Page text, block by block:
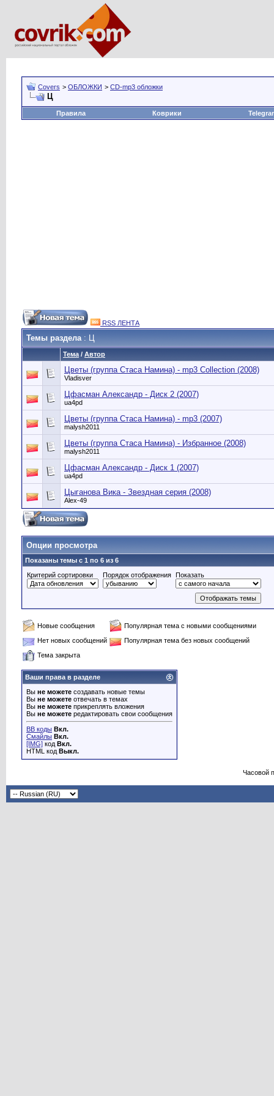
Covers > ОБЛОЖКИ > CD-mp3 обложки
Ц
Правила Коврики
RSS ЛЕНТА
Темы раздела: Ц
Тема / Автор
Цветы (группа Стаса Намина) - mp3 Collection (2008)
Vladisver
Цфасман Александр - Диск 2 (2007)
ua4pd
Цветы (группа Стаса Намина) - mp3 (2007)
malysh2011
Цветы (группа Стаса Намина) - Избранное (2008)
malysh2011
Цфасман Александр - Диск 1 (2007)
ua4pd
Цыганова Вика - Звездная серия (2008)
Alex-49
Опции просмотра
Показаны темы с 1 по 6 из 6
Критерий сортировки
Порядок отображения Показать
Новые сообщения
Популярная тема с новыми сообщениями
Нет новых сообщений
Популярная тема без новых сообщений
Тема закрыта
Ваши права в разделе
Вы не можете создавать новые темы
Вы не можете отвечать в темах
Вы не можете прикреплять вложения
Вы не можете редактировать свои сообщения
BB коды Вкл.
Смайлы Вкл.
[IMG] код Вкл.
HTML код Выкл.
Часовой